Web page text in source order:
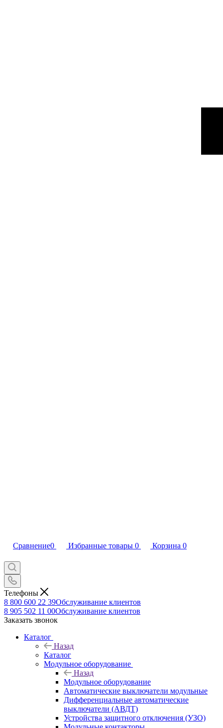
Сравнение0 Избранные товары 0 Корзина 0
Телефоны
8 800 600 22 39Обслуживание клиентов
8 905 502 11 00Обслуживание клиентов
Заказать звонок
Каталог
Назад
Каталог
Модульное оборудование
Назад
Модульное оборудование
Автоматические выключатели модульные
Дифференциальные автоматические
выключатели (АВДТ)
Устройства защитного отключения (УЗО)